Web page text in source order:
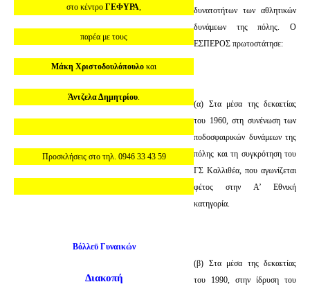
στο κέντρο ΓΕΦΥΡΑ,
παρέα με τους
Μάκη Χριστοδουλόπουλο και
Άντζελα Δημητρίου
Προσκλήσεις στο τηλ. 0946 33 43 59
Βόλλεϋ Γυναικών
Διακοπή
δυνατοτήτων των αθλητικών
δυνάμεων της πόλης. Ο
ΕΣΠΕΡΟΣ πρωτοστάτησε:
(α) Στα μέσα της δεκαετίας
του 1960, στη συνένωση των
ποδοσφαιρικών δυνάμεων της
πόλης και τη συγκρότηση του
ΓΣ Καλλιθέα, που αγωνίζεται
φέτος στην Α’ Εθνική
κατηγορία.
(β) Στα μέσα της δεκαετίας
του 1990, στην ίδρυση του